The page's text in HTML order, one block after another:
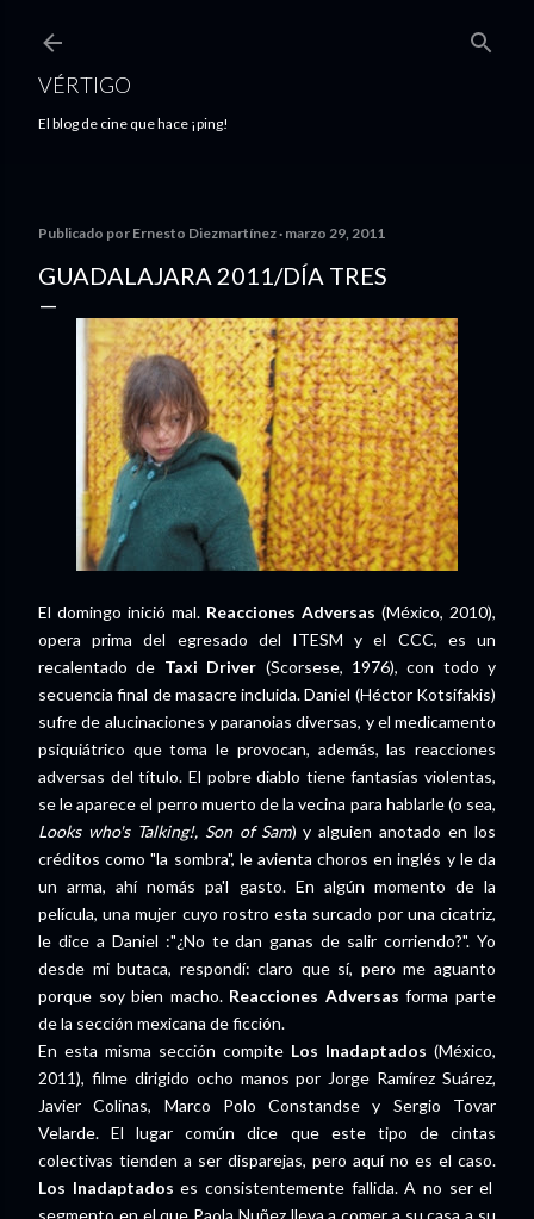
VÉRTIGO
El blog de cine que hace ¡ping!
Publicado por Ernesto Diezmartínez marzo 29, 2011
GUADALAJARA 2011/DÍA TRES
El domingo inició mal. Reacciones Adversas (México, 2010),
opera prima del egresado del ITESM y el CCC, es un
recalentado de Taxi Driver (Scorsese, 1976), con todo y
secuencia final de masacre incluida. Daniel (Héctor Kotsifakis)
sufre de alucinaciones y paranoias diversas, y el medicamento
psiquiátrico que toma le provocan, además, las reacciones
adversas del título. El pobre diablo tiene fantasías violentas,
se le aparece el perro muerto de la vecina para hablarle (o sea,
Looks who's Talking!, Son of Sam) y alguien anotado en los
créditos como "la sombra", le avienta choros en inglés y le da
un arma, ahí nomás pa'l gasto. En algún momento de la
película, una mujer cuyo rostro esta surcado por una cicatriz,
le dice a Daniel :"¿No te dan ganas de salir corriendo?". Yo
desde mi butaca, respondí: claro que sí, pero me aguanto
porque soy bien macho. Reacciones Adversas forma parte
de la sección mexicana de ficción.
En esta misma sección compite Los Inadaptados (México,
2011), filme dirigido ocho manos por Jorge Ramírez Suárez,
Javier Colinas, Marco Polo Constandse y Sergio Tovar
Velarde. El lugar común dice que este tipo de cintas
colectivas tienden a ser disparejas, pero aquí no es el caso.
Los Inadaptados es consistentemente fallida. A no ser el
segmento en el que Paola Nuñez lleva a comer a su casa a su